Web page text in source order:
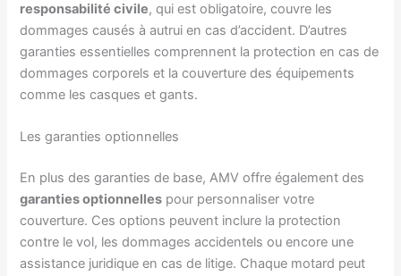
responsabilité civile, qui est obligatoire, couvre les
dommages causés à autrui en cas d’accident. D’autres
garanties essentielles comprennent la protection en cas de
dommages corporels et la couverture des équipements
comme les casques et gants.
Les garanties optionnelles
En plus des garanties de base, AMV offre également des
garanties optionnelles pour personnaliser votre
couverture. Ces options peuvent inclure la protection
contre le vol, les dommages accidentels ou encore une
assistance juridique en cas de litige. Chaque motard peut